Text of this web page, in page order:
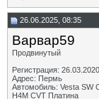
26.06.2025, 08:35
Варвар59
Продвинутый
Регистрация: 26.03.2020
Адрес: Пермь
Автомобиль: Vesta SW
H4M CVT Платина